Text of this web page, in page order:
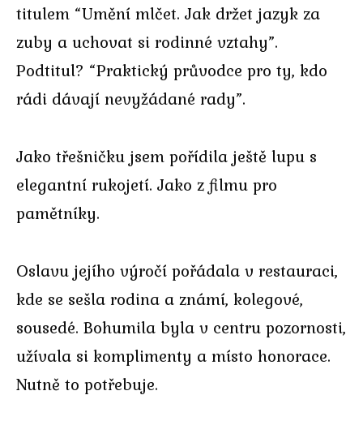
titulem “Umění mlčet. Jak držet jazyk za
zuby a uchovat si rodinné vztahy”.
Podtitul? “Praktický průvodce pro ty, kdo
rádi dávají nevyžádané rady”.
Jako třešničku jsem pořídila ještě lupu s
elegantní rukojetí. Jako z filmu pro
pamětníky.
Oslavu jejího výročí pořádala v restauraci,
kde se sešla rodina a známí, kolegové,
sousedé. Bohumila byla v centru pozornosti,
užívala si komplimenty a místo honorace.
Nutně to potřebuje.